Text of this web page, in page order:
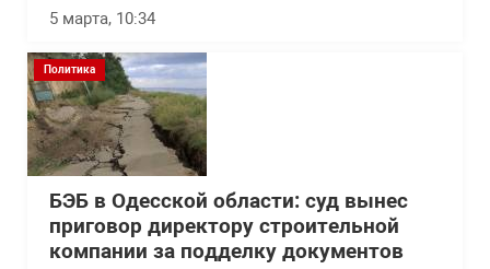
5 марта, 10:34
Политика
БЭБ в Одесской области: суд вынес
приговор директору строительной
компании за подделку документов